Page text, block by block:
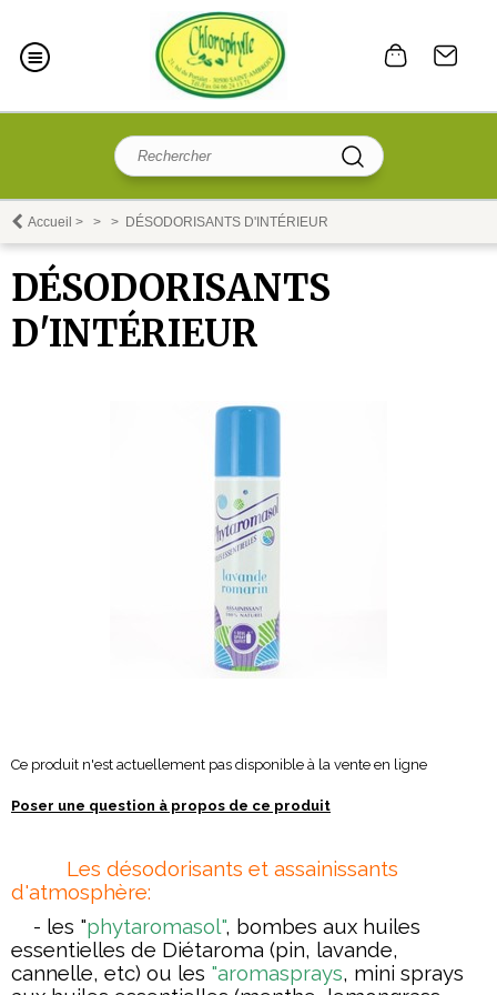
Accueil > > > DÉSODORISANTS D'INTÉRIEUR
DÉSODORISANTS
D'INTÉRIEUR
Ce produit n'est actuellement pas disponible à la vente en ligne
Poser une question à propos de ce produit
Les désodorisants et assainissants
d'atmosphère:
- les "phytaromasol", bombes aux huiles
essentielles de Diétaroma (pin, lavande,
cannelle, etc) ou les "aromasprays, mini sprays